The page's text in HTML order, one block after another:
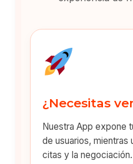
¿Necesitas
Nuestra App expone
de usuarios, mientras
citas y la negociación.